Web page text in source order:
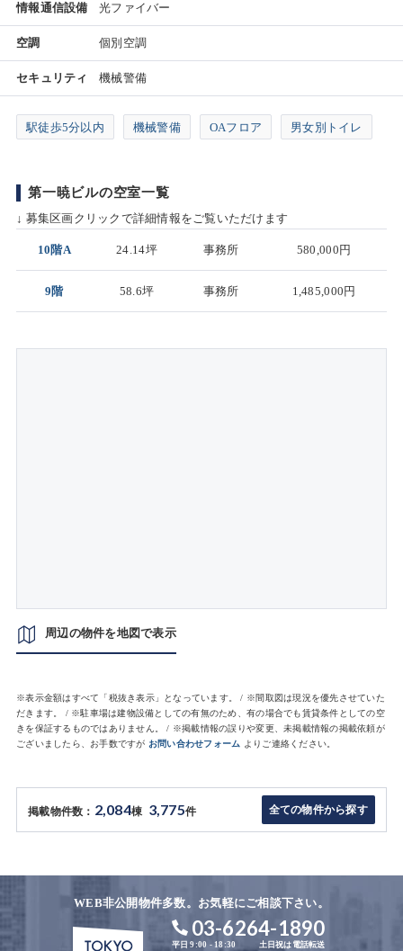
情報通信設備 光ファイバー
空調 個別空調
セキュリティ 機械警備
駅徒歩5分以内 機械警備 OAフロア 男女別トイレ
第一暁ビルの空室一覧
↓ 募集区画クリックで詳細情報をご覧いただけます
10階A 24.14坪 事務所 580,000円
9階 58.6坪 事務所 1,485,000円
周辺の物件を地図で表示
※表示金額はすべて「税抜き表示」となっています。 / ※間取図は現況を優先させていた
だきます。 / ※駐車場は建物設備としての有無のため、有の場合でも賃貸条件としての空
きを保証するものではありません。 / ※掲載情報の誤りや変更、未掲載情報の掲載依頼が
ございましたら、お手数ですが お問い合わせフォーム よりご連絡ください。
掲載物件数： 2,084棟 3,775件 全ての物件から探す
WEB非公開物件多数。お気軽にご相談下さい。
03-6264-1890
平日 9:00 - 18:30 土日祝は電話転送